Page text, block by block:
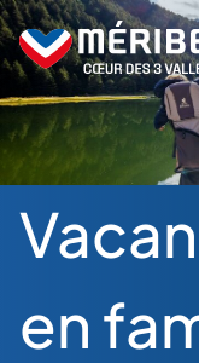
Skip
to
content
en